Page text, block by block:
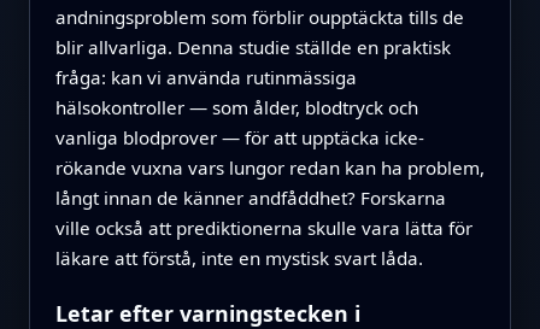
andningsproblem som förblir oupptäckta tills de
blir allvarliga. Denna studie ställde en praktisk
fråga: kan vi använda rutinmässiga
hälsokontroller — som ålder, blodtryck och
vanliga blodprover — för att upptäcka icke-
rökande vuxna vars lungor redan kan ha problem,
långt innan de känner andfåddhet? Forskarna
ville också att prediktionerna skulle vara lätta för
läkare att förstå, inte en mystisk svart låda.
Letar efter varningstecken i